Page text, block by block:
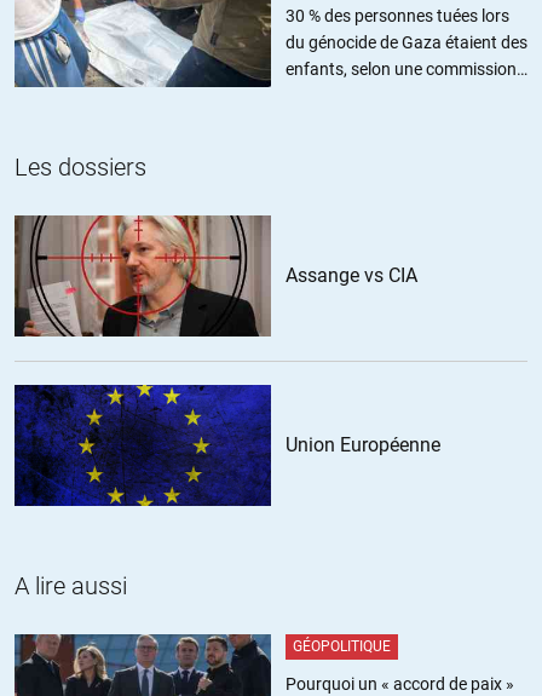
foutent ?
+5 ALERTER
vert-de-taire
trompent pas ?
c’est bien ça ?
Être journaliste de gauche EST (presque toujours être) malhonnête ?
et faire sentir ta haine c’est quoi ?
Votre terreur du communisme qui point sous toute once de gauche
semble maladive ?
Vous manquez singulièrement de discernement.
+27 ALERTER
Je me souviens de l’époque (hélas révolue) durant laquelle le PCF
Le marxisme n’était pas franchement ma préférence politique, et
loin de là, mais au moins ce parti offrait une protection véritable de
30 % des personnes tuées lors
du génocide de Gaza étaient des
enfants, selon une commission
Les dossiers
Assange vs CIA
Union Européenne
A lire aussi
GÉOPOLITIQUE
Pourquoi un « accord de paix »